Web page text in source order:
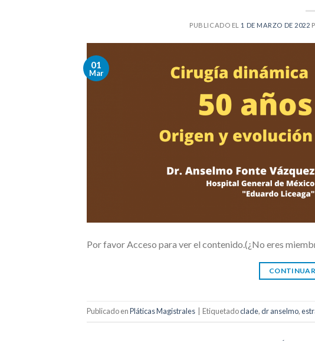
PUBLICADO EL 1 DE MARZO DE 2022
01
Mar
Por favor Acceso para ver el contenido.(¿No eres
Publicado enPláticas Magistrales Etiquetadoclade,dr anselmo,